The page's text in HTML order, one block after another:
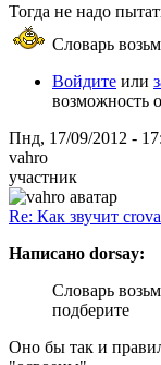
Тогда не надо
Словарь
Войдите или
возможность
Пнд, 17/09/2012 -
vahro
участник
Re: Как звучит
Написано dorsay:
Словарь
подберите
Оно бы так и